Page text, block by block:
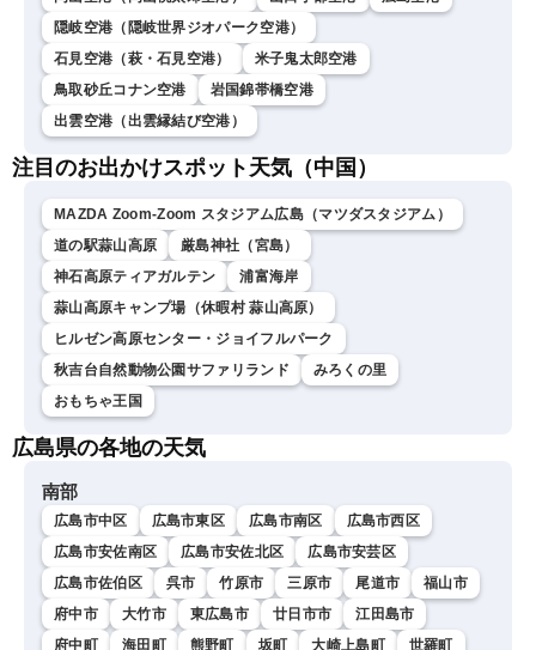
隠岐空港（隠岐世界ジオパーク空港）
石見空港（萩・石見空港）
米子鬼太郎空港
鳥取砂丘コナン空港
岩国錦帯橋空港
出雲空港（出雲縁結び空港）
注目のお出かけスポット天気（中国）
MAZDA Zoom-Zoom スタジアム広島（マツダスタジアム）
道の駅蒜山高原
厳島神社（宮島）
神石高原ティアガルテン
浦富海岸
蒜山高原キャンプ場（休暇村 蒜山高原）
ヒルゼン高原センター・ジョイフルパーク
秋吉台自然動物公園サファリランド
みろくの里
おもちゃ王国
広島県の各地の天気
南部
広島市中区 広島市東区 広島市南区
広島市西区
広島市安佐南区
広島市安佐北区
広島市安芸区
広島市佐伯区
呉市 竹原市 三原市 尾道市
福山市
府中市
大竹市 東広島市 廿日市市
江田島市
府中町
海田町 熊野町 坂町 大崎上島町 世羅町